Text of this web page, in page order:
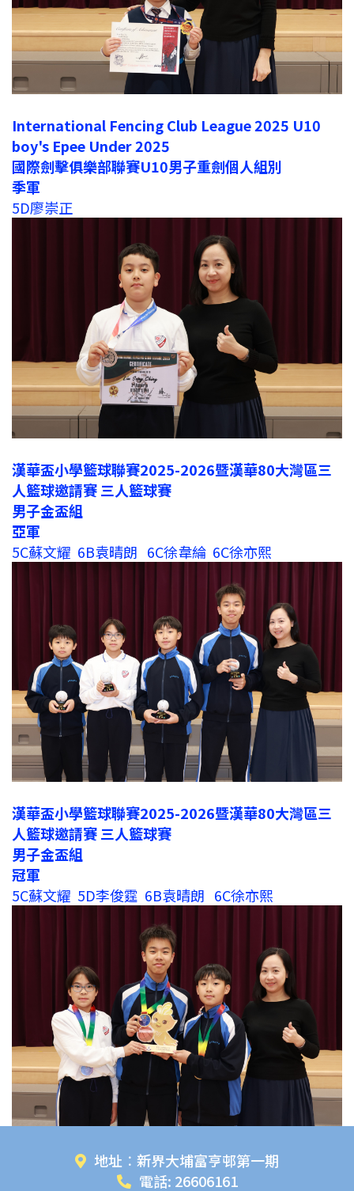
International Fencing Club League 2025 U10
boy's Epee Under 2025
國際劍擊俱樂部聯賽U10男子重劍個人組別
季軍
5D廖崇正
漢華盃小學籃球聯賽2025-2026暨漢華80大灣區三
人籃球邀請賽 三人籃球賽
男子金盃組
亞軍
5C蘇文耀 6B袁晴朗 6C徐韋綸 6C徐亦熙
漢華盃小學籃球聯賽2025-2026暨漢華80大灣區三
人籃球邀請賽 三人籃球賽
男子金盃組
冠軍
5C蘇文耀 5D李俊霆 6B袁晴朗 6C徐亦熙
地址︰新界大埔富亨邨第一期
電話: 26606161